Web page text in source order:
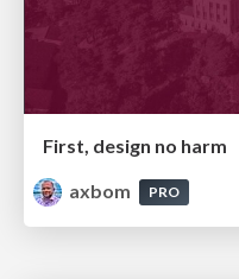
First, design no harm
axbom
PRO